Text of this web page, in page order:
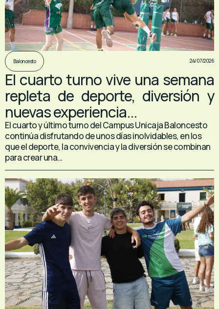
Baloncesto 24/07/2026
El cuarto turno vive una semana
repleta de deporte, diversión y
nuevas experiencia...
El cuarto y último turno del Campus Unicaja Baloncesto
continúa disfrutando de unos días inolvidables, en los
que el deporte, la convivencia y la diversión se combinan
para crear una...